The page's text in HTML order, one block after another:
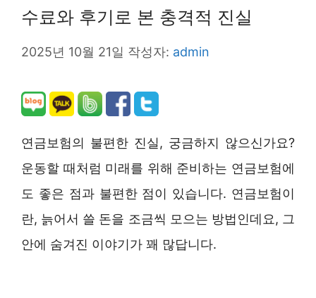
수료와 후기로 본 충격적 진실
2025년 10월 21일 작성자: admin
연금보험의 불편한 진실, 궁금하지 않으신가요?
운동할 때처럼 미래를 위해 준비하는 연금보험에
도 좋은 점과 불편한 점이 있습니다. 연금보험이
란, 늙어서 쓸 돈을 조금씩 모으는 방법인데요, 그
안에 숨겨진 이야기가 꽤 많답니다.